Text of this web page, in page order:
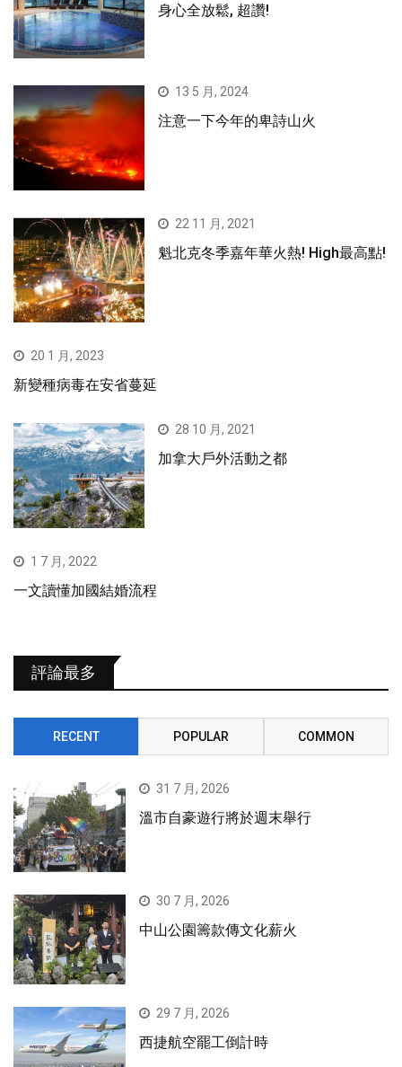
身心全放鬆, 超讚!
13 5 月, 2024
注意一下今年的卑詩山火
22 11 月, 2021
魁北克冬季嘉年華火熱! High最高點!
20 1 月, 2023
新變種病毒在安省蔓延
28 10 月, 2021
加拿大戶外活動之都
1 7 月, 2022
一文讀懂加國結婚流程
評論最多
RECENT POPULAR COMMON
31 7 月, 2026
溫市自豪遊行將於週末舉行
30 7 月, 2026
中山公園籌款傳文化薪火
29 7 月, 2026
西捷航空罷工倒計時